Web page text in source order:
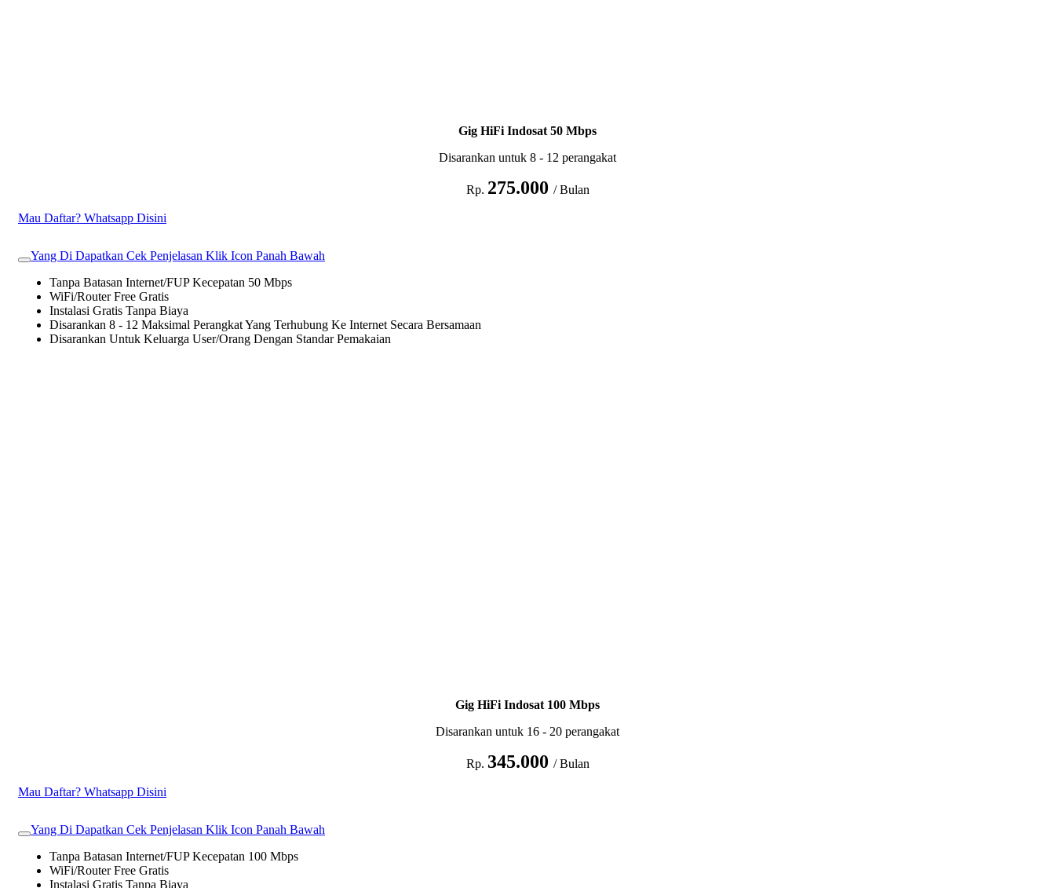
Gig HiFi Indosat 50 Mbps
Disarankan untuk 8 - 12 perangakat
Rp. 275.000 / Bulan
Mau Daftar? Whatsapp Disini
Yang Di Dapatkan Cek Penjelasan Klik Icon Panah Bawah
Tanpa Batasan Internet/FUP Kecepatan 50 Mbps
WiFi/Router Free Gratis
Instalasi Gratis Tanpa Biaya
Disarankan 8 - 12 Maksimal Perangkat Yang Terhubung Ke Internet Secara Bersamaan
Disarankan Untuk Keluarga User/Orang Dengan Standar Pemakaian
Gig HiFi Indosat 100 Mbps
Disarankan untuk 16 - 20 perangakat
Rp. 345.000 / Bulan
Mau Daftar? Whatsapp Disini
Yang Di Dapatkan Cek Penjelasan Klik Icon Panah Bawah
Tanpa Batasan Internet/FUP Kecepatan 100 Mbps
WiFi/Router Free Gratis
Instalasi Gratis Tanpa Biaya